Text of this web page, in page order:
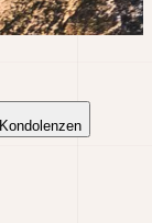
Kondolenzen